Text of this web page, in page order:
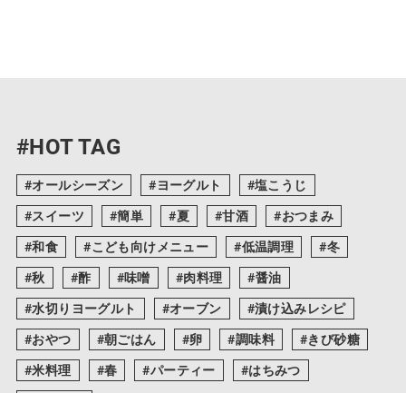
#HOT TAG
オールシーズン ヨーグルト
塩こうじ
スイーツ
簡単 夏 甘酒
おつまみ
和食
こども向けメニュー 低温調理
冬
秋
酢 味噌 肉料理
醤油
水切りヨーグルト
オーブン
漬け込みレシピ
おやつ
朝ごはん 卵 調味料
きび砂糖
米料理
春 パーティー
はちみつ